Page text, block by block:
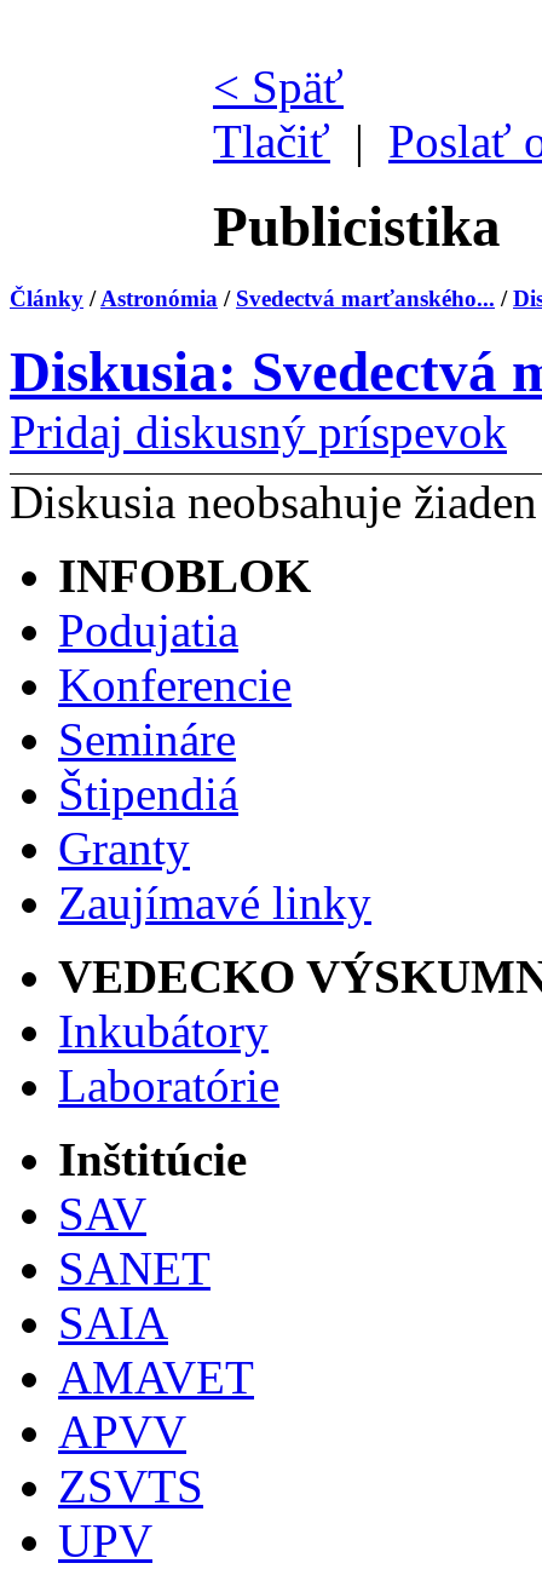
< Späť
Tlačiť | Poslať
Publicistika
Články /Astronómia / Svedectvá marťanského... /
Diskusia: Svedectvá
Pridaj diskusný príspevok
Diskusia neobsahuje
INFOBLOK
Podujatia
Konferencie
Semináre
Štipendiá
Granty
Zaujímavé linky
VEDECKO
Inkubátory
Laboratórie
Inštitúcie
SAV
SANET
SAIA
AMAVET
APVV
ZSVTS
UPV